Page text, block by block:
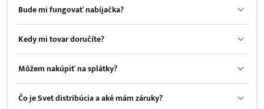
Bude mi fungovať nabíjačka?
Kedy mi tovar doručíte?
Môžem nakúpiť na splátky?
Čo je Svet distribúcia a aké mám záruky?